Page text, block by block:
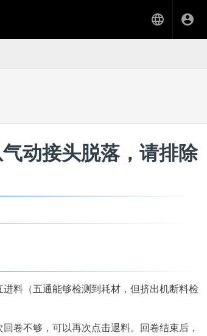
动接头脱落，请排除
料（五通能够检测到耗材，但挤出机断料检
卷不够，可以再次点击退料。回卷结束后，